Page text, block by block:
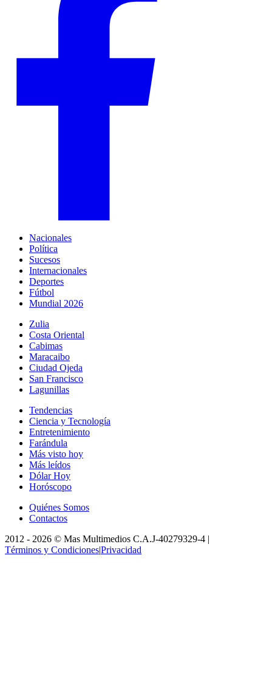
Nacionales
Política
Sucesos
Internacionales
Deportes
Fútbol
Mundial 2026
Zulia
Costa Oriental
Cabimas
Maracaibo
Ciudad Ojeda
San Francisco
Lagunillas
Tendencias
Ciencia y Tecnología
Entretenimiento
Farándula
Más visto hoy
Más leídos
Dólar Hoy
Horóscopo
Quiénes Somos
Contactos
2012 - 2026 © Mas Multimedios C.A.J-40279329-4 |
Términos y Condiciones|Privacidad